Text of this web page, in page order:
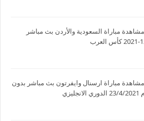
مباراة السعودية والأردن بث مباشر
مباراة ارسنال وايفرتون بث مباشر بدون